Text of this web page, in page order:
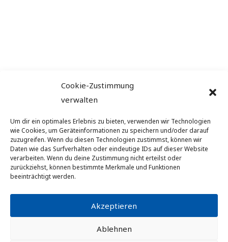
Cookie-Zustimmung
verwalten
Um dir ein optimales Erlebnis zu bieten, verwenden wir Technologien
wie Cookies, um Geräteinformationen zu speichern und/oder darauf
zuzugreifen. Wenn du diesen Technologien zustimmst, können wir
Daten wie das Surfverhalten oder eindeutige IDs auf dieser Website
verarbeiten. Wenn du deine Zustimmung nicht erteilst oder
zurückziehst, können bestimmte Merkmale und Funktionen
beeinträchtigt werden.
Akzeptieren
Ablehnen
LANDESRADSPORTVERBAND
Stadionstraße 1, A-6020 Innsbruck
office@lrv-tirol.at
+43 512 582 265
Infos